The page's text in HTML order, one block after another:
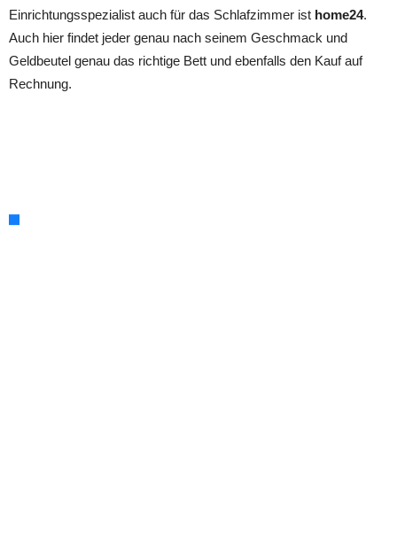
Einrichtungsspezialist auch für das Schlafzimmer ist home24.
Auch hier findet jeder genau nach seinem Geschmack und
Geldbeutel genau das richtige Bett und ebenfalls den Kauf auf
Rechnung.